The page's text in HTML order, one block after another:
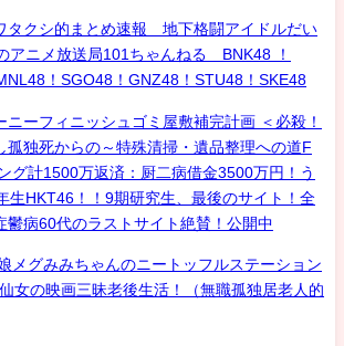
クシ的まとめ速報 地下格闘アイドルだい
ニメ放送局101ちゃんねる BNK48 ！
！SGO48！GNZ48！STU48！SKE48
ニーフィニッシュゴミ屋敷補完計画 ＜必殺！
孤独死からの～特殊清掃・遺品整理への道F
グ計1500万返済：厨二病借金3500万円！う
生HKT46！！9期研究生、最後のサイト！全
鬱病60代のラストサイト絶賛！公開中
メグみみちゃんのニートッフルステーション
女の映画三昧老後生活！（無職孤独居老人的